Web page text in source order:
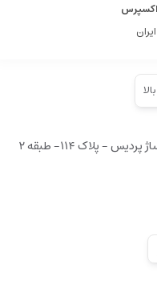
سه راه امین حضور - خیابان امیر کبیر - پاساژ پردیس - پلاک ۱۱۴- طبقه ۲